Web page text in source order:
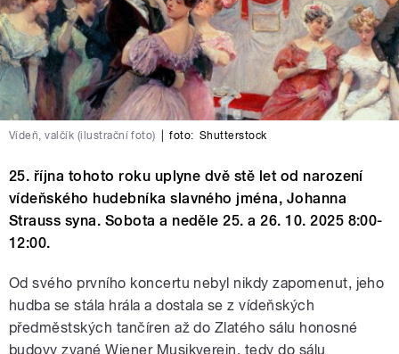
Vídeň, valčík (ilustrační foto) foto: Shutterstock
25. října tohoto roku uplyne dvě stě let od narození
vídeňského hudebníka slavného jména, Johanna
Strauss syna. Sobota a neděle 25. a 26. 10. 2025 8:00-
12:00.
Od svého prvního koncertu nebyl nikdy zapomenut, jeho
hudba se stála hrála a dostala se z vídeňských
předměstských tančíren až do Zlatého sálu honosné
budovy zvané Wiener Musikverein, tedy do sálu